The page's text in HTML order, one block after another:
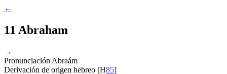
←
11 Abraham
→
Pronunciación Abraám
Derivación de origen hebreo [H85]